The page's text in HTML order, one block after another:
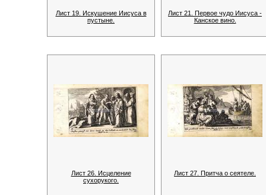
Лист 19. Искушение Иисуса в
пустыне.
Лист 21. Первое чудо Иисуса -
Канское вино.
Лист 26. Исцеление
сухорукого.
Лист 27. Притча о сеятеле.